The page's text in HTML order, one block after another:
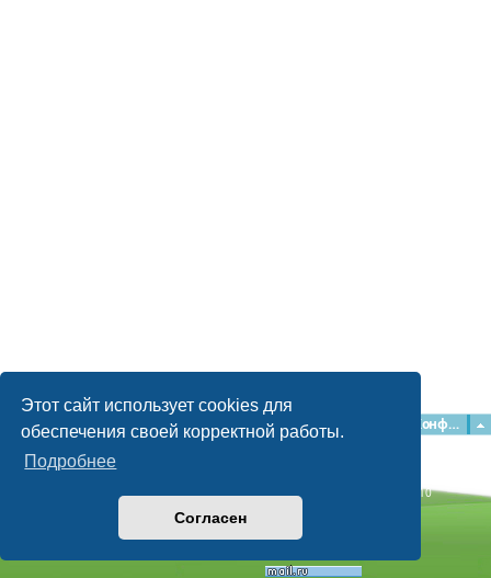
Этот сайт использует cookies для
обеспечения своей корректной работы.
Подробнее
Согласен
Главная Форумы Конфиденциальность
Наша команда
Time: 0.051s| Peak Memory Usage: 2.15 МБ | GZIP: Off |
Queries: 10
© phpBB Guru, 2004—2026
Powered by
Style byArtodia